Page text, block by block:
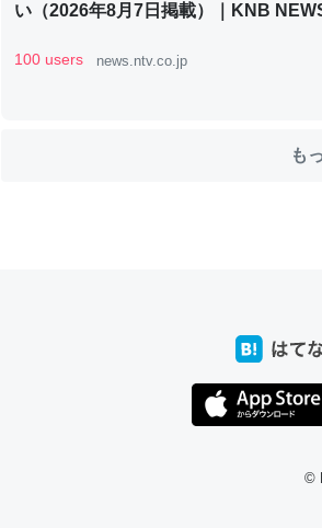
中。あと、Googleマップで位置情報を共
ちょうど同じ理由でEcho Show 8を設定
きる。一生で親と会える残り時間を日数
を実質100倍以上に伸ばす効果があるは
い（2026年8月7日掲載）｜KNB
100 users news.ntv.co.jp
も
©